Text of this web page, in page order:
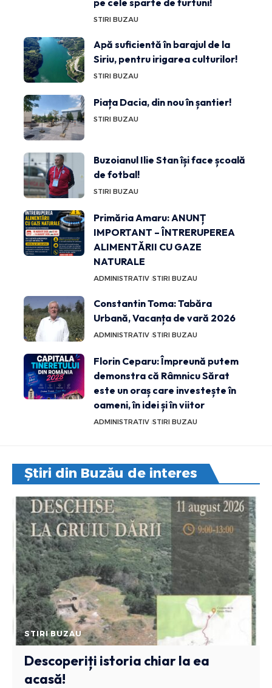
pe cele sparte de furtuni!
STIRI BUZAU
Apă suficientă în barajul de la
Siriu, pentru irigarea culturilor!
STIRI BUZAU
Piața Dacia, din nou în șantier!
STIRI BUZAU
Buzoianul Ilie Stan își face școală
de fotbal!
STIRI BUZAU
Primăria Amaru: ANUNȚ
IMPORTANT – ÎNTRERUPEREA
ALIMENTĂRII CU GAZE
NATURALE
ADMINISTRATIV STIRI BUZAU
Constantin Toma: Tabăra
Urbană, Vacanța de vară 2026
ADMINISTRATIV STIRI BUZAU
Florin Ceparu: Împreună putem
demonstra că Râmnicu Sărat
este un oraș care investește în
oameni, în idei și în viitor
ADMINISTRATIV STIRI BUZAU
Știri din Buzău de interes
STIRI BUZAU
Descoperiți istoria chiar la ea
acasă!